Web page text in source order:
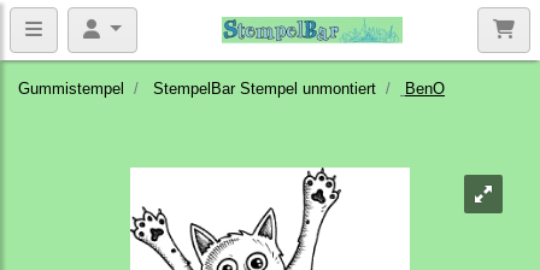
Gummistempel StempelBar Stempel unmontiert BenO